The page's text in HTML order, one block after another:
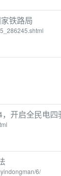
铁路局
开启全民电四
6/